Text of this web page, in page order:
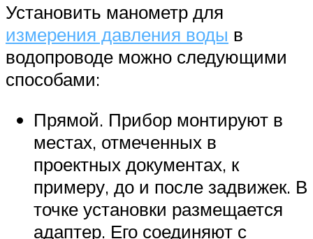
Установить манометр для
измерения давления воды в
водопроводе можно следующими
способами:
Прямой. Прибор монтируют в
местах, отмеченных в
проектных документах, к
примеру, до и после задвижек. В
точке установки размещается
адаптер. Его соединяют с